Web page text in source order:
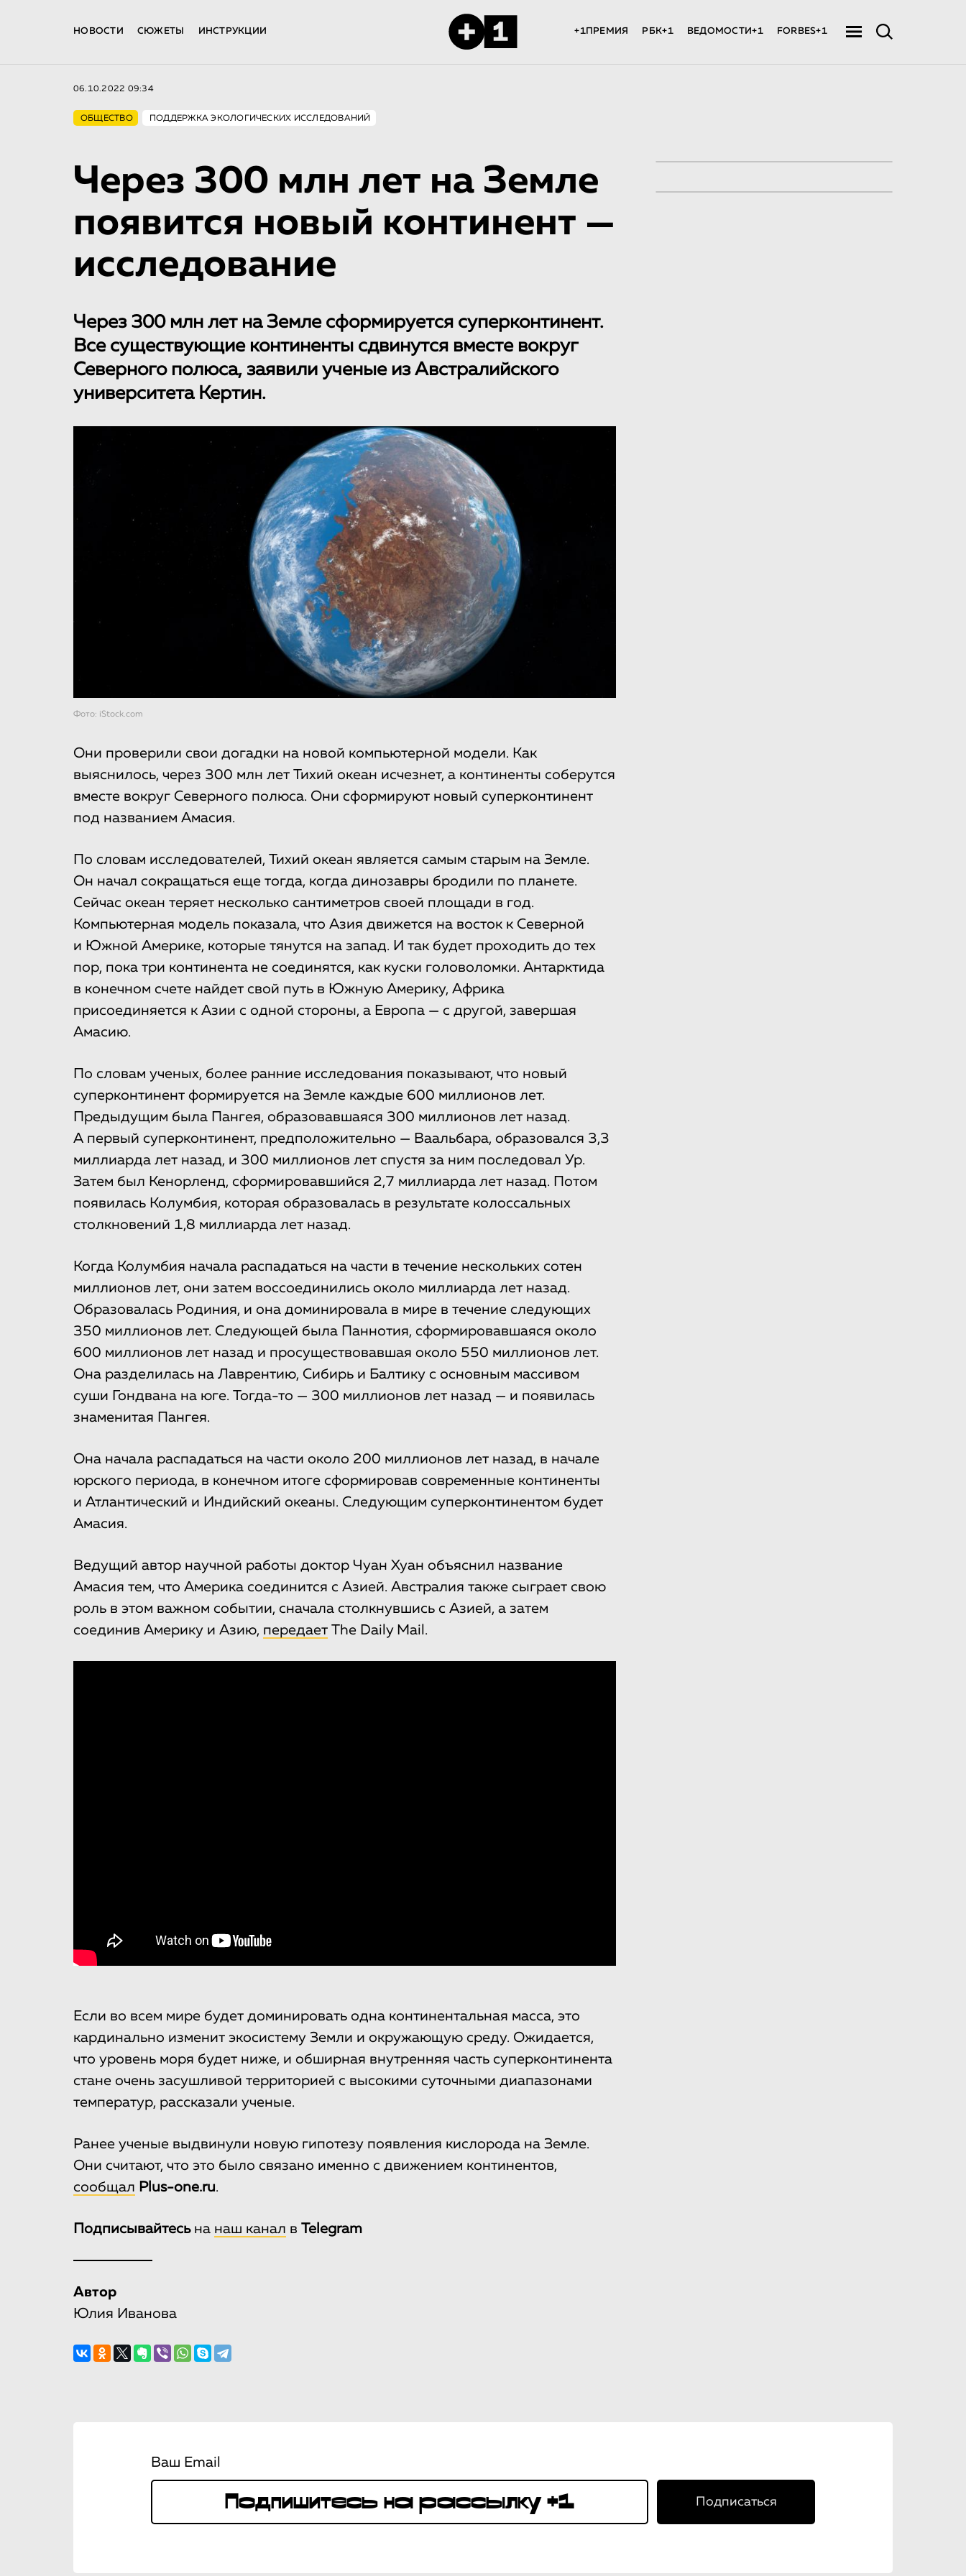
НОВОСТИ СЮЖЕТЫ ИНСТРУКЦИИ +1ПРЕМИЯ РБК+1 ВЕДОМОСТИ+1 FORBES+1
06.10.2022 09:34
ОБЩЕСТВО ПОДДЕРЖКА ЭКОЛОГИЧЕСКИХ ИССЛЕДОВАНИЙ
Через 300 млн лет на Земле
появится новый континент —
исследование
Через 300 млн лет на Земле сформируется суперконтинент.
Все существующие континенты сдвинутся вместе вокруг
Северного полюса, заявили ученые из Австралийского
университета Кертин.
Фото: iStock.com
Они проверили свои догадки на новой компьютерной модели. Как
выяснилось, через 300 млн лет Тихий океан исчезнет, а континенты соберутся
вместе вокруг Северного полюса. Они сформируют новый суперконтинент
под названием Амасия.
По словам исследователей, Тихий океан является самым старым на Земле.
Он начал сокращаться еще тогда, когда динозавры бродили по планете.
Сейчас океан теряет несколько сантиметров своей площади в год.
Компьютерная модель показала, что Азия движется на восток к Северной
и Южной Америке, которые тянутся на запад. И так будет проходить до тех
пор, пока три континента не соединятся, как куски головоломки. Антарктида
в конечном счете найдет свой путь в Южную Америку, Африка
присоединяется к Азии с одной стороны, а Европа — с другой, завершая
Амасию.
По словам ученых, более ранние исследования показывают, что новый
суперконтинент формируется на Земле каждые 600 миллионов лет.
Предыдущим была Пангея, образовавшаяся 300 миллионов лет назад.
А первый суперконтинент, предположительно — Ваальбара, образовался 3,3
миллиарда лет назад, и 300 миллионов лет спустя за ним последовал Ур.
Затем был Кенорленд, сформировавшийся 2,7 миллиарда лет назад. Потом
появилась Колумбия, которая образовалась в результате колоссальных
столкновений 1,8 миллиарда лет назад.
Когда Колумбия начала распадаться на части в течение нескольких сотен
миллионов лет, они затем воссоединились около миллиарда лет назад.
Образовалась Родиния, и она доминировала в мире в течение следующих
350 миллионов лет. Следующей была Паннотия, сформировавшаяся около
600 миллионов лет назад и просуществовавшая около 550 миллионов лет.
Она разделилась на Лаврентию, Сибирь и Балтику с основным массивом
суши Гондвана на юге. Тогда-то — 300 миллионов лет назад — и появилась
знаменитая Пангея.
Она начала распадаться на части около 200 миллионов лет назад, в начале
юрского периода, в конечном итоге сформировав современные континенты
и Атлантический и Индийский океаны. Следующим суперконтинентом будет
Амасия.
Ведущий автор научной работы доктор Чуан Хуан объяснил название
Амасия тем, что Америка соединится с Азией. Австралия также сыграет свою
роль в этом важном событии, сначала столкнувшись с Азией, а затем
соединив Америку и Азию, передает The Daily Mail.
Если во всем мире будет доминировать одна континентальная масса, это
кардинально изменит экосистему Земли и окружающую среду. Ожидается,
что уровень моря будет ниже, и обширная внутренняя часть суперконтинента
стане очень засушливой территорией с высокими суточными диапазонами
температур, рассказали ученые.
Ранее ученые выдвинули новую гипотезу появления кислорода на Земле.
Они считают, что это было связано именно с движением континентов,
сообщал Рlus-one.ru.
Подписывайтесьна наш канал в Telegram
Автор
Юлия Иванова
Ваш Email
Подписаться